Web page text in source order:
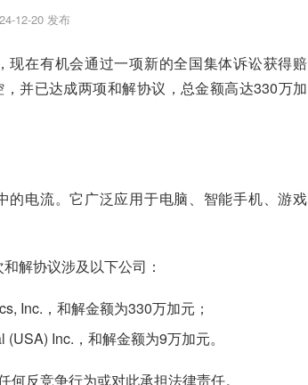
12-20 发布
在有机会通过一项新的全国集体诉讼获得赔
并已达成两项和解协议，总金额高达330万加
电流。它广泛应用于电脑、智能手机、游戏
解协议涉及以下公司：
Inc.，和解金额为330万加元；
Inc.，和解金额为9万加元。
反竞争行为或对此承担法律责任。